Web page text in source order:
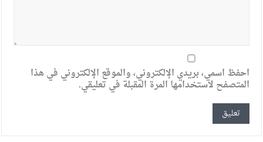
احفظ اسمي، بريدي الإلكتروني، والموقع الإلكتروني في هذا
المتصفح لاستخدامها المرة المقبلة في تعليقي.